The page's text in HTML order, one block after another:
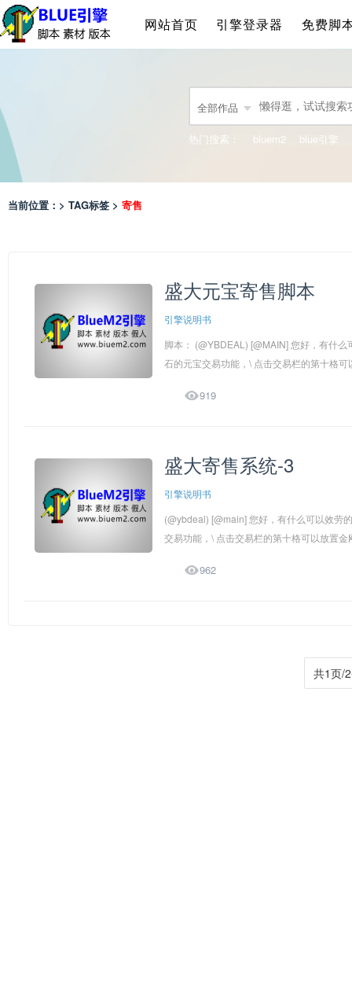
网站首页 引擎登录器 免费脚
全部作品
热门搜索： bluem2 blue引擎
当前位置：> TAG标签 > 寄售
盛大元宝寄售脚本
引擎说明书
脚本： (@YBDEAL) [@MAIN] 您好，有什
石的元宝交易功能，\ 点击交易栏的第十格
919
盛大寄售系统-3
引擎说明书
(@ybdeal) [@main] 您好，有什么可以效劳
交易功能，\ 点击交易栏的第十格可以放置
962
共1页/